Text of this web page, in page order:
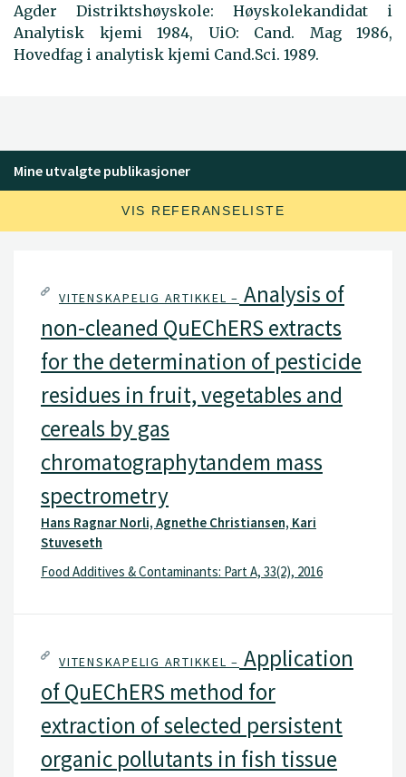
Agder Distriktshøyskole: Høyskolekandidat i
Analytisk kjemi 1984, UiO: Cand. Mag 1986,
Hovedfag i analytisk kjemi Cand.Sci. 1989.
Mine utvalgte publikasjoner
VIS REFERANSELISTE
VITENSKAPELIG ARTIKKEL – Analysis of
non-cleaned QuEChERS extracts
for the determination of pesticide
residues in fruit, vegetables and
cereals by gas
chromatographytandem mass
spectrometry
Hans Ragnar Norli, Agnethe Christiansen, Kari
Stuveseth
Food Additives & Contaminants: Part A, 33(2), 2016
VITENSKAPELIG ARTIKKEL – Application
of QuEChERS method for
extraction of selected persistent
organic pollutants in fish tissue